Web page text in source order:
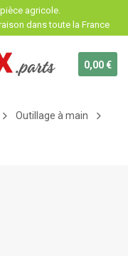
agricole.
dans toute la France
0,00 €
Outillage à main